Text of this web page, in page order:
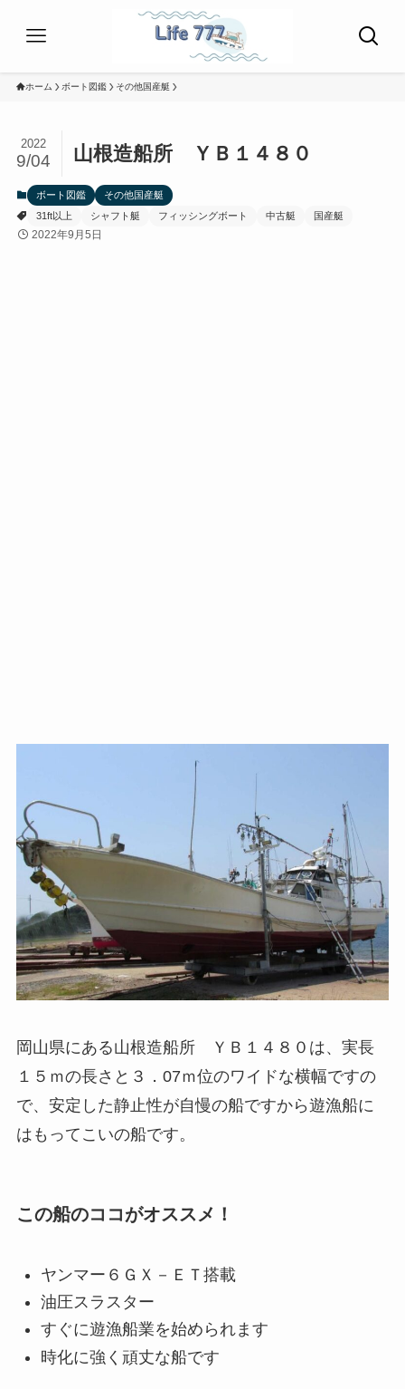
ホーム ボート図鑑 その他国産艇
山根造船所 ＹＢ１４８０
2022
9/04
ボート図鑑
その他国産艇
31ft以上
シャフト艇 フィッシングボート 中古艇 国産艇
2022年9月5日
岡山県にある山根造船所 ＹＢ１４８０は、実長
１５ｍの長さと３．07ｍ位のワイドな横幅ですの
で、安定した静止性が自慢の船ですから遊漁船に
はもってこいの船です。
この船のココがオススメ！
ヤンマー６ＧＸ－ＥＴ搭載
油圧スラスター
すぐに遊漁船業を始められます
時化に強く頑丈な船です